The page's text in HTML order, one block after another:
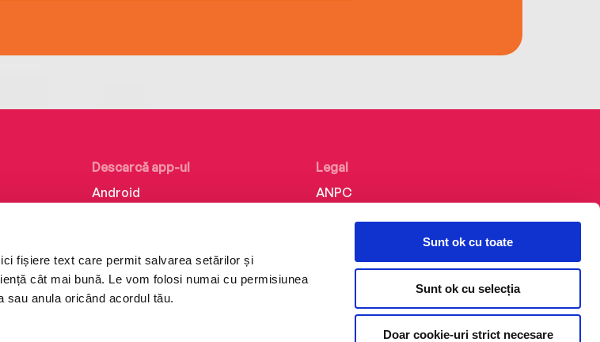
fișiere text care permit salvarea setărilor și
cât mai bună. Le vom folosi numai cu permisiunea
anula oricând acordul tău.
Sunt ok cu toate
Sunt ok cu selecția
Doar cookie-uri strict necesare
Descarcă app-ul
Android
Legal
ANPC
Politica de confidențialitate
Termeni și condiții